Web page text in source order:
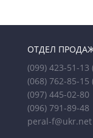
ОТДЕЛ
(099) 423-51-13
(068) 762-85-15
(097) 445-02-80
(096) 791-89-48
peral-f@ukr.net